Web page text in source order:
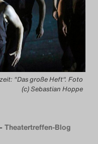
Blog
Blog
"Das große Heft". Foto
(c) Sebastian Hoppe
Theatertreffen-Blog